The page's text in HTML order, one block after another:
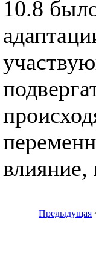
10.8
Предыдущая